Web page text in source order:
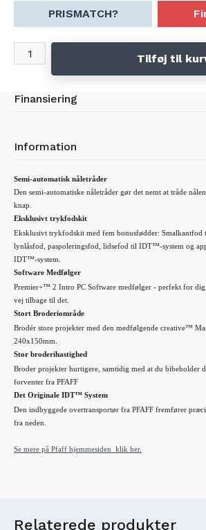
PRISMATCH?
Tilføj til
Finansiering
Information
Semi-automatisk nåletråder
Den semi-automatiske nåletråder gør det nemt at tråde
knap.
Eksklusivt trykfodskit
Eksklusivt trykfodskit med fem bonusfødder:
lynlåsfod, paspoleringsfod, lidsefod til IDT™-system og
IDT™-system.
Software Medfølger
Premier+™ 2 Intro PC Software medfølger - perfekt for
vej tilbage til det.
Stort Broderiområde
Brodér store projekter med den medfølgende creative™
240x150mm.
Stor broderihastighed
Broder projekter hurtigere, samtidig med at du bibeholder
forventer fra PFAFF
Det Originale IDT™ System
Den indbyggede overtransportør fra PFAFF fremfører
fra neden.
Se mere på Pfaff hjemmesiden klik her.
Relaterede produkter